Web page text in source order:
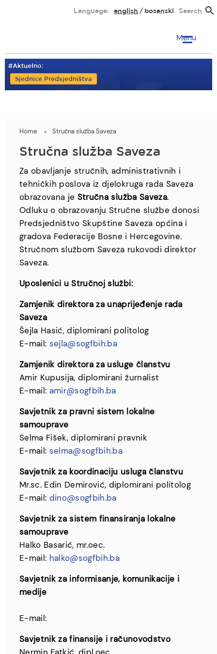
Language: english bosanski Search
Menu
#Aktuelno:
Sjednice Predsjedništva
You
are
here
Home Stručna služba Saveza
Stručna služba Saveza
Za obavljanje stručnih, administrativnih i
tehničkih poslova iz djelokruga rada Saveza
obrazovana je Stručna služba Saveza.
Odluku o obrazovanju Stručne službe donosi
Predsjedništvo Skupštine Saveza općina i
gradova Federacije Bosne i Hercegovine.
Stručnom službom Saveza rukovodi direktor
Saveza.
Uposlenici u Stručnoj službi:
Zamjenik direktora za unaprijeđenje rada
Saveza
Šejla Hasić, diplomirani politolog
E-mail: sejla@sogfbih.ba
Zamjenik direktora za usluge članstvu
Amir Kupusija, diplomirani žurnalist
E-mail: amir@sogfbih.ba
Savjetnik za pravni sistem lokalne
samouprave
Selma Fišek, diplomirani pravnik
E-mail: selma@sogfbih.ba
Savjetnik za koordinaciju usluga članstvu
Mr.sc. Edin Demirović, diplomirani politolog
E-mail: dino@sogfbih.ba
Savjetnik za sistem finansiranja lokalne
samouprave
Halko Basarić, mr.oec.
E-mail: halko@sogfbih.ba
Savjetnik za informisanje, komunikacije i
medije
E-mail:
Savjetnik za finansije i računovodstvo